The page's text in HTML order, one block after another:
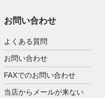
お問い合わせ
よくある質問
お問い合わせ
FAXでのお問い合わせ
当店からメールが来ない